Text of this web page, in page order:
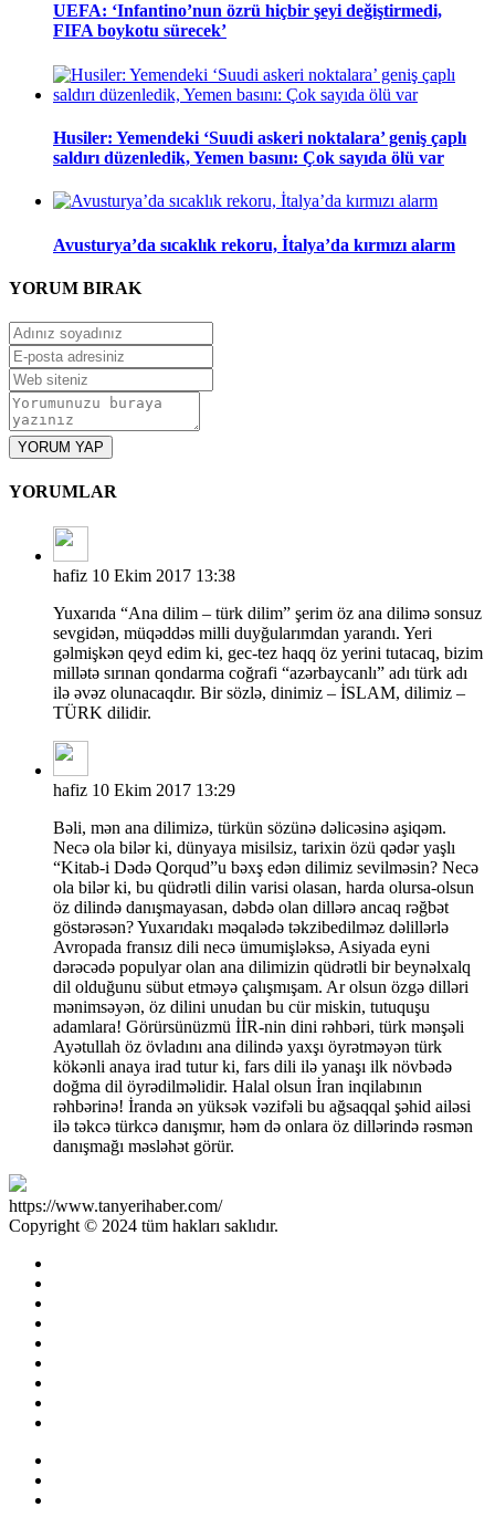
UEFA: ‘Infantino’nun özrü hiçbir şeyi değiştirmedi,
FIFA boykotu sürecek’
Husiler: Yemendeki ‘Suudi askeri noktalara’ geniş çaplı
saldırı düzenledik, Yemen basını: Çok sayıda ölü var
Avusturya’da sıcaklık rekoru, İtalya’da kırmızı alarm
YORUM BIRAK
YORUM YAP
YORUMLAR
hafiz 10 Ekim 2017 13:38
Yuxarıda “Ana dilim – türk dilim” şerim öz ana dilimə sonsuz
sevgidən, müqəddəs milli duyğularımdan yarandı. Yeri
gəlmişkən qeyd edim ki, gec-tez haqq öz yerini tutacaq, bizim
millətə sırınan qondarma coğrafi “azərbaycanlı” adı türk adı
ilə əvəz olunacaqdır. Bir sözlə, dinimiz – İSLAM, dilimiz –
TÜRK dilidir.
hafiz 10 Ekim 2017 13:29
Bəli, mən ana dilimizə, türkün sözünə dəlicəsinə aşiqəm.
Necə ola bilər ki, dünyaya misilsiz, tarixin özü qədər yaşlı
“Kitab-i Dədə Qorqud”u bəxş edən dilimiz sevilməsin? Necə
ola bilər ki, bu qüdrətli dilin varisi olasan, harda olursa-olsun
öz dilində danışmayasan, dəbdə olan dillərə ancaq rəğbət
göstərəsən? Yuxarıdakı məqalədə təkzibedilməz dəlillərlə
Avropada fransız dili necə ümumişləksə, Asiyada eyni
dərəcədə populyar olan ana dilimizin qüdrətli bir beynəlxalq
dil olduğunu sübut etməyə çalışmışam. Ar olsun özgə dilləri
mənimsəyən, öz dilini unudan bu cür miskin, tutuquşu
adamlara! Görürsünüzmü İİR-nin dini rəhbəri, türk mənşəli
Ayətullah öz övladını ana dilində yaxşı öyrətməyən türk
kökənli anaya irad tutur ki, fars dili ilə yanaşı ilk növbədə
doğma dil öyrədilməlidir. Halal olsun İran inqilabının
rəhbərinə! İranda ən yüksək vəzifəli bu ağsaqqal şəhid ailəsi
ilə təkcə türkcə danışmır, həm də onlara öz dillərində rəsmən
danışmağı məsləhət görür.
https://www.tanyerihaber.com/
Copyright © 2024 tüm hakları saklıdır.